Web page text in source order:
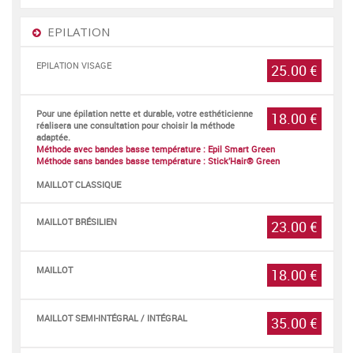
EPILATION
25.00 €
EPILATION VISAGE
18.00 €
Pour une épilation nette et durable, votre esthéticienne
réalisera une consultation pour choisir la méthode
adaptée.
Méthode avec bandes basse température : Epil Smart Green
Méthode sans bandes basse température : Stick’Hair® Green
MAILLOT CLASSIQUE
23.00 €
MAILLOT BRÉSILIEN
18.00 €
MAILLOT
35.00 €
MAILLOT SEMI-INTÉGRAL / INTÉGRAL